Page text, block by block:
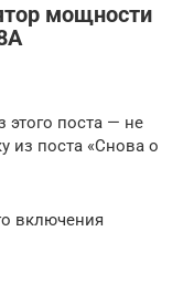
мощности
этого поста — не
из поста «Снова о
включения